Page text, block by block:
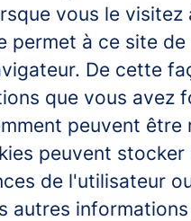
vous le visitez
permet à ce site
De cette
que vous avez
peuvent être
peuvent stocker
de l'utilisateur
autres